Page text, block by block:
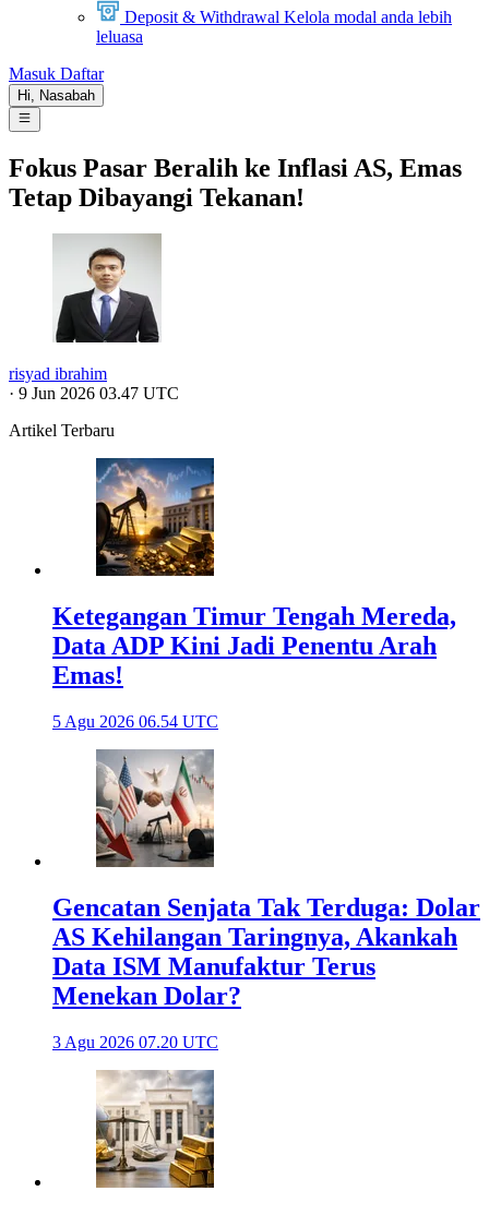
Deposit & Withdrawal Kelola modal anda lebih
leluasa
Masuk Daftar
Hi, Nasabah
Fokus Pasar Beralih ke Inflasi AS, Emas
Tetap Dibayangi Tekanan!
risyad ibrahim
· 9 Jun 2026 03.47 UTC
Artikel Terbaru
Ketegangan Timur Tengah Mereda,
Data ADP Kini Jadi Penentu Arah
Emas!
5 Agu 2026 06.54 UTC
Gencatan Senjata Tak Terduga: Dolar
AS Kehilangan Taringnya, Akankah
Data ISM Manufaktur Terus
Menekan Dolar?
3 Agu 2026 07.20 UTC